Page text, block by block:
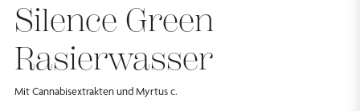
Silence Green
Rasierwasser
Mit Cannabisextrakten und Myrtus c.